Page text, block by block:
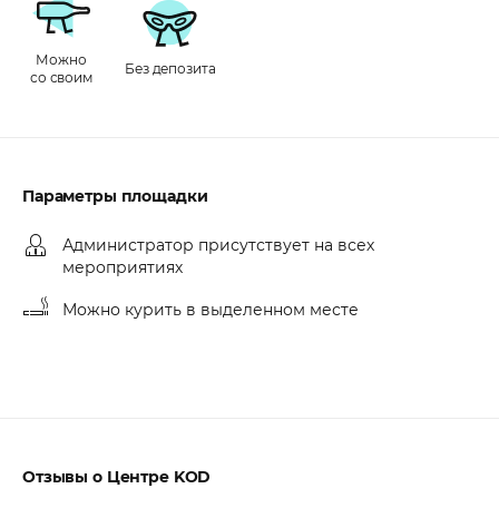
Можно
со своим
Без депозита
Параметры площадки
Администратор присутствует на всех
мероприятиях
Можно курить в выделенном месте
Отзывы о Центре KOD